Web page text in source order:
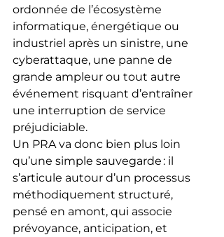
ordonnée de l’écosystème
informatique, énergétique ou
industriel après un sinistre, une
cyberattaque, une panne de
grande ampleur ou tout autre
événement risquant d’entraîner
une interruption de service
préjudiciable.
Un PRA va donc bien plus loin
qu’une simple sauvegarde : il
s’articule autour d’un processus
méthodiquement structuré,
pensé en amont, qui associe
prévoyance, anticipation, et